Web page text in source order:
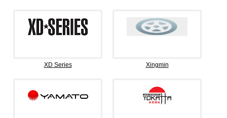
XD Series Xingmin